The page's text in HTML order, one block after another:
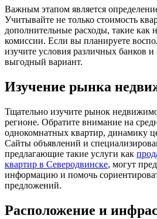
Важным этапом является
Учитывайте не только стоимость
дополнительные расходы, такие как
комиссии. Если вы планируете
изучите условия различных банков
выгодный вариант.
Изучение рынка
Тщательно изучите рынок
регионе. Обратите внимание на
однокомнатных квартир, динамику
Сайты объявлений и
предлагающие такие услуги как
квартир в Северодвинске, могут
информацию и помочь
предложений.
Расположение и